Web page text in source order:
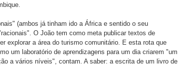
(ambos já tinham ido a África e sentido o seu
O João tem como meta publicar textos de
explorar a área do turismo comunitário. E esta rota que
um laboratório de aprendizagens para um dia criarem "um
a vários níveis", contam. A saber: a escrita de um livro de